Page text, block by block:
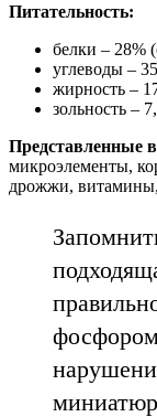
Питательность:
белки – 28%
углеводы –
жирность –
зольность –
Представленные
микроэлементы,
дрожжи,